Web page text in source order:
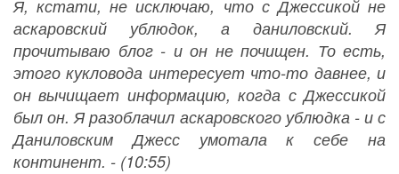
Я, кстати, не исключаю, что с Джессикой не
аскаровский ублюдок, а даниловский. Я
прочитываю блог - и он не почищен. То есть,
этого кукловода интересует что-то давнее, и
он вычищает информацию, когда с Джессикой
был он. Я разоблачил аскаровского ублюдка - и с
Даниловским Джесс умотала к себе на
континент. - (10:55)